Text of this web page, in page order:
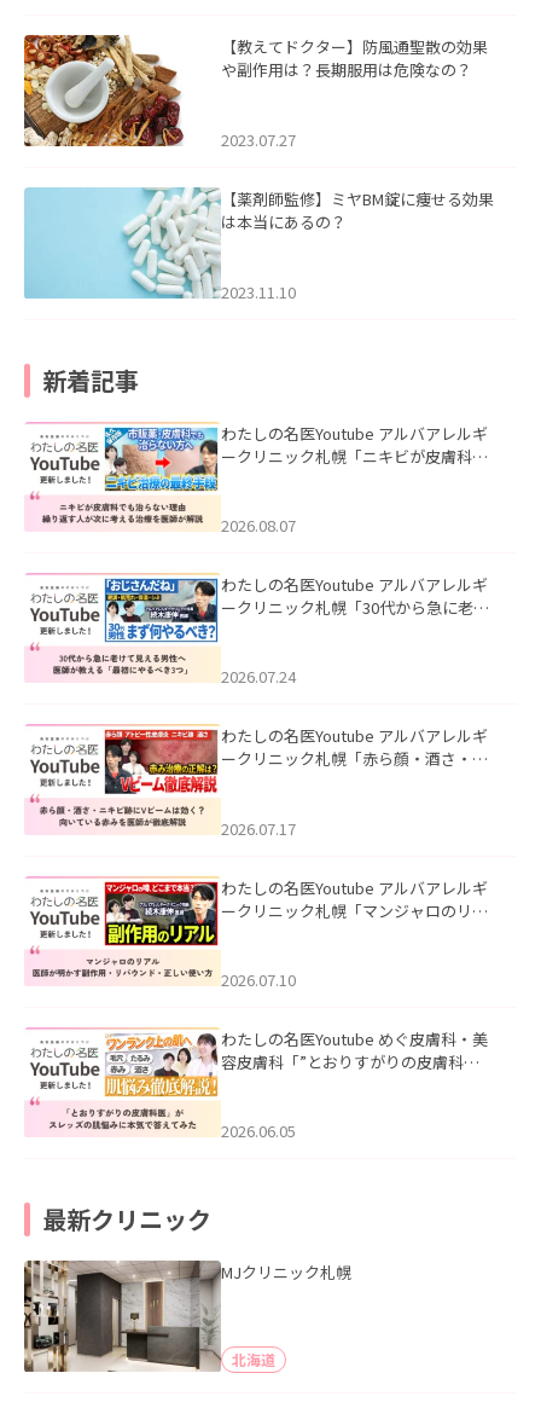
【教えてドクター】防風通聖散の効果
や副作用は？長期服用は危険なの？
2023.07.27
【薬剤師監修】ミヤBM錠に痩せる効果
は本当にあるの？
2023.11.10
新着記事
わたしの名医Youtube アルバアレルギ
ークリニック札幌「ニキビが皮膚科で
ました。
2026.08.07
わたしの名医Youtube アルバアレルギ
ークリニック札幌「30代から急に老け
た。
2026.07.24
わたしの名医Youtube アルバアレルギ
ークリニック札幌「赤ら顔・酒さ・ニ
した。
2026.07.17
わたしの名医Youtube アルバアレルギ
ークリニック札幌「マンジャロのリア
た。
2026.07.10
わたしの名医Youtube めぐ皮膚科・美
容皮膚科「”とおりすがりの皮膚科
2026.06.05
最新クリニック
MJクリニック札幌
北海道